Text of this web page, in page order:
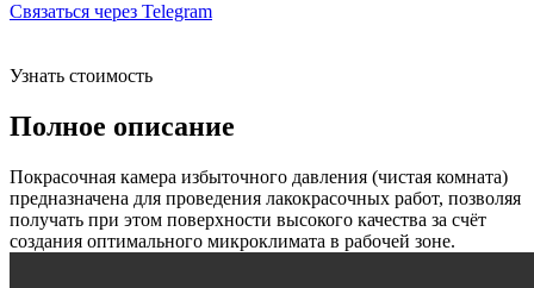
Связаться через Telegram
Узнать стоимость
Полное описание
Покрасочная камера избыточного давления (чистая комната)
предназначена для проведения лакокрасочных работ, позволяя
получать при этом поверхности высокого качества за счёт
создания оптимального микроклимата в рабочей зоне.